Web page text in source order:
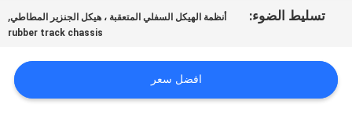
اطلب
NEWS
تسليط الضوء: أنظمة الهيكل السفلي المتعقبة ، هيكل الجنزير المطاطي,
rubber track chassis
افضل سعر